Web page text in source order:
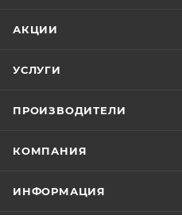
АКЦИИ
УСЛУГИ
ПРОИЗВОДИТЕЛИ
КОМПАНИЯ
ИНФОРМАЦИЯ